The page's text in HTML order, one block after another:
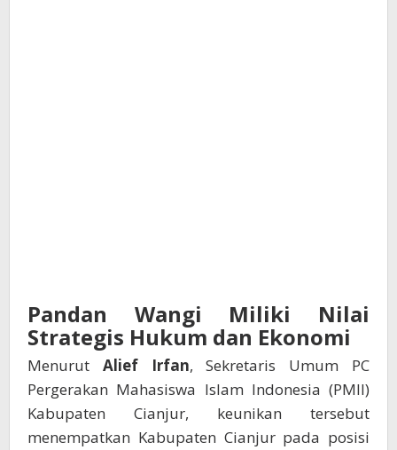
Pandan Wangi Miliki Nilai
Strategis Hukum dan Ekonomi
Menurut Alief Irfan, Sekretaris Umum PC
Pergerakan Mahasiswa Islam Indonesia (PMII)
Kabupaten Cianjur, keunikan tersebut
menempatkan Kabupaten Cianjur pada posisi